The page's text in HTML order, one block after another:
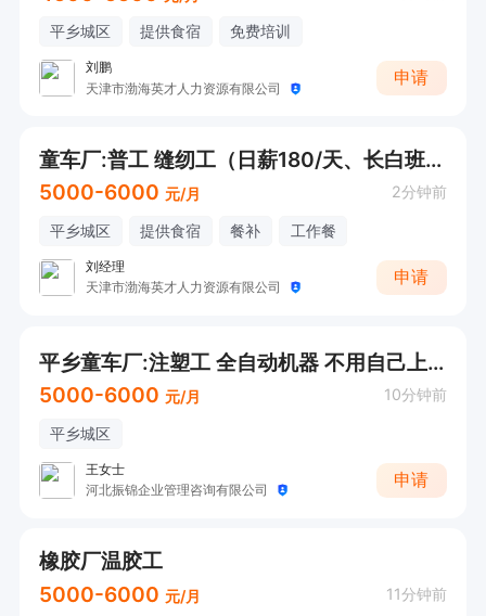
平乡城区 提供食宿 免费培训
刘鹏
天津市渤海英才人力资源有限公司
申请
童车厂:普工 缝纫工（日薪180/天、长白班、包吃住）
5000-6000 元/月 2分钟前
平乡城区 提供食宿 餐补 工作餐
刘经理
天津市渤海英才人力资源有限公司
申请
平乡童车厂:注塑工 全自动机器 不用自己上料 （ 提供食宿）（🉑预支工资）
5000-6000 元/月 10分钟前
平乡城区
王女士
河北振锦企业管理咨询有限公司
申请
橡胶厂温胶工
5000-6000 元/月 11分钟前